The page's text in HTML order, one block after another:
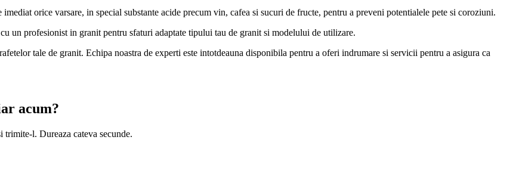
orice varsare, in special substante acide precum vin, cafea si sucuri de fructe, pentru a preveni potentialele pete si coroziuni.
un profesionist in granit pentru sfaturi adaptate tipului tau de granit si modelului de utilizare.
tale de granit. Echipa noastra de experti este intotdeauna disponibila pentru a oferi indrumare si servicii pentru a asigura ca
acum?
l. Dureaza cateva secunde.